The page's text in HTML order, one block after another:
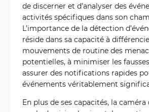
de discerner et d’analyser des
activités spécifiques dans son
L’importance de la détection
réside dans sa capacité à
mouvements de routine des
potentielles, à minimiser les
assurer des notifications rapides
événements véritablement
En plus de ses capacités, la caméra